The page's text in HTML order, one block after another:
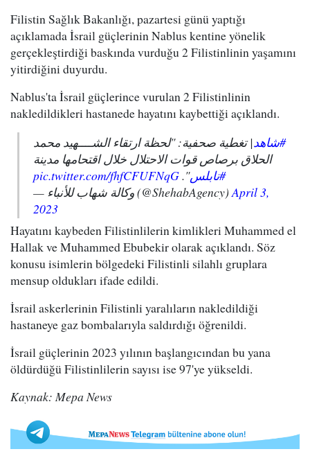
Filistin Sağlık Bakanlığı, pazartesi günü yaptığı
açıklamada İsrail güçlerinin Nablus kentine yönelik
gerçekleştirdiği baskında vurduğu 2 Filistinlinin yaşamını
yitirdiğini duyurdu.
Nablus'ta İsrail güçlerince vurulan 2 Filistinlinin
nakledildikleri hastanede hayatını kaybettiği açıklandı.
#شاهد| تغطية صحفية: "لحظة ارتقاء الشــــهيد محمد
الحلاق برصاص قوات الاحتلال خلال اقتحامها مدينة
#نابلس".
pic.twitter.com/fhfCFUFNqG
— وكالة شهاب للأنباء (@ShehabAgency)April 3,
2023
Hayatını kaybeden Filistinlilerin kimlikleri Muhammed el
Hallak ve Muhammed Ebubekir olarak açıklandı. Söz
konusu isimlerin bölgedeki Filistinli silahlı gruplara
mensup oldukları ifade edildi.
İsrail askerlerinin Filistinli yaralıların nakledildiği
hastaneye gaz bombalarıyla saldırdığı öğrenildi.
İsrail güçlerinin 2023 yılının başlangıcından bu yana
öldürdüğü Filistinlilerin sayısı ise 97'ye yükseldi.
Kaynak: Mepa News